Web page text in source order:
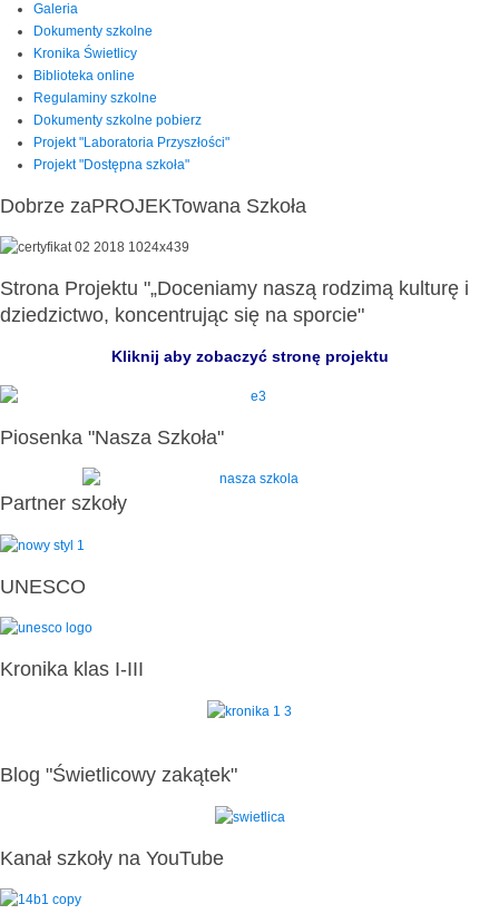
Galeria
Dokumenty szkolne
Kronika Świetlicy
Biblioteka online
Regulaminy szkolne
Dokumenty szkolne pobierz
Projekt "Laboratoria Przyszłości"
Projekt "Dostępna szkoła"
Dobrze zaPROJEKTowana Szkoła
Strona Projektu "„Doceniamy naszą rodzimą kulturę i
dziedzictwo, koncentrując się na sporcie"
Kliknij aby zobaczyć stronę projektu
Piosenka "Nasza Szkoła"
Partner szkoły
UNESCO
Kronika klas I-III
Blog "Świetlicowy zakątek"
Kanał szkoły na YouTube